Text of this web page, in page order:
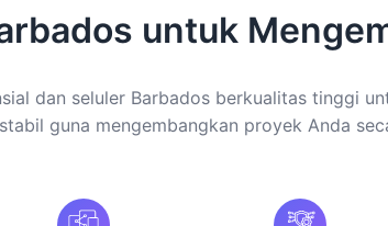
untuk
dan seluler Barbados berkualitas tinggi
stabil guna mengembangkan proyek Anda